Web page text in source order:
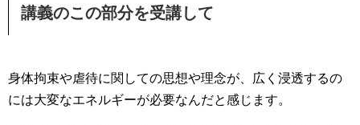
講義のこの部分を受講して
身体拘束や虐待に関しての思想や理念が、広く浸透するの
には大変なエネルギーが必要なんだと感じます。